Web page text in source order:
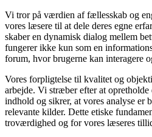
Vi tror på værdien af fællesskab og
vores læsere til at dele deres egne
skaber en dynamisk dialog mellem
fungerer ikke kun som en
forum, hvor brugerne kan interagere
Vores forpligtelse til kvalitet og
arbejde. Vi stræber efter at opretholde
indhold og sikrer, at vores analyse er
relevante kilder. Dette etiske
troværdighed og for vores læseres